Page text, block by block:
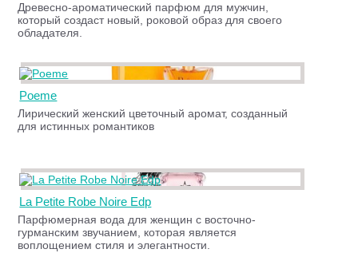
Древесно-ароматический парфюм для мужчин,
который создаст новый, роковой образ для своего
обладателя.
Poeme
Лирический женский цветочный аромат, созданный
для истинных романтиков
La Petite Robe Noire Edp
Парфюмерная вода для женщин с восточно-
гурманским звучанием, которая является
воплощением стиля и элегантности.